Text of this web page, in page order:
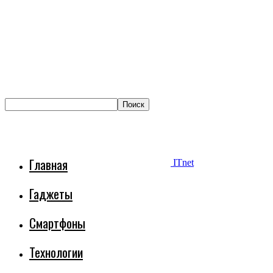
ITnet
Главная
Гаджеты
Смартфоны
Технологии